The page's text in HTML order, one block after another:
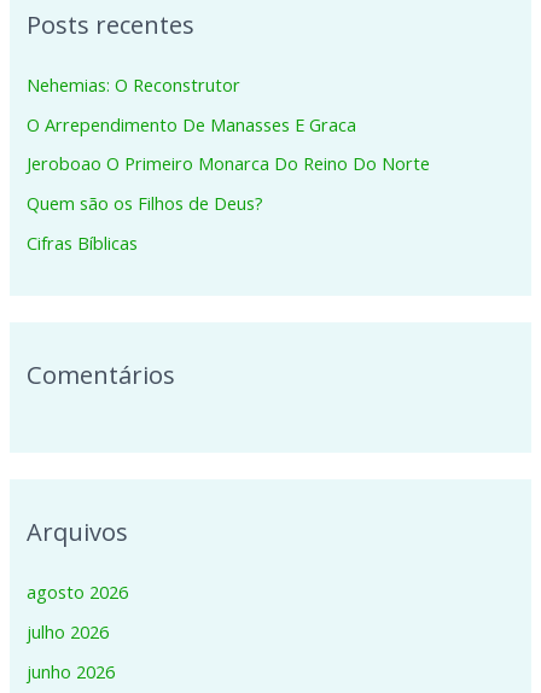
u
s
a
r
p
o
Posts recentes
Nehemias: O Reconstrutor
O Arrependimento De Manasses E Graca
Jeroboao O Primeiro Monarca Do Reino Do Norte
Quem são os Filhos de Deus?
Cifras Bíblicas
Comentários
Arquivos
agosto 2026
julho 2026
junho 2026